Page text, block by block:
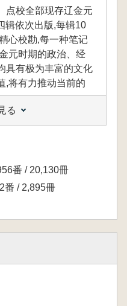
点校全部现存辽金元
辑依次出版,每辑10
心校勘,每一种笔记
元时期的政治、经
具有极为丰富的文化
,将有力推动当前的
,分别是《咸淳遗
记诗集》《昭忠录》
。
家、政治家王恽的
乌台笔补》《玉堂
生五任台宪、三入
本严谨可信,对研究
院的建置与政令运作
る
番 / 20,130冊
番 / 2,895冊